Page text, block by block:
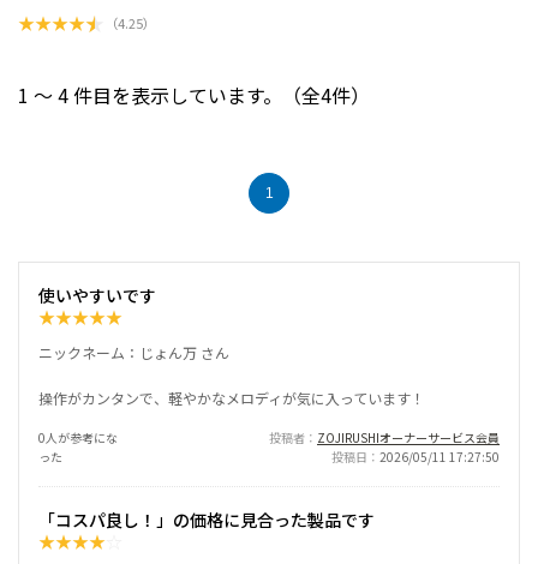
★★★★★ （4.25）
1 ～ 4 件目を表示しています。（全4件）
1
使いやすいです
★★★★★
ニックネーム：じょん万 さん
操作がカンタンで、軽やかなメロディが気に入っています！
0人が参考にな
った
投稿者
ZOJIRUSHIオーナーサービス会員
投稿日
2026/05/11 17:27:50
「コスパ良し！」の価格に見合った製品です
★★★★